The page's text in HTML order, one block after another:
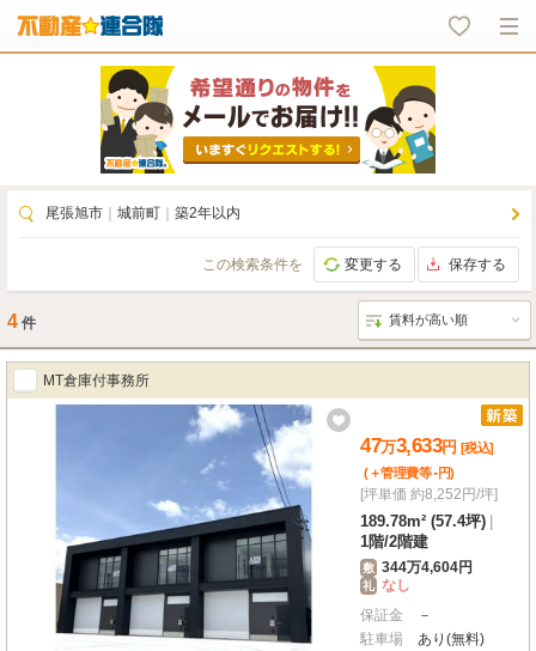
尾張旭市 城前町 築2年以内
この検索条件を 変更する 保存する
4 件
MT倉庫付事務所
47万3,633円 [税込]
(＋管理費等-円)
[坪単価 約8,252円/坪]
189.78m² (57.4坪)
1階/2階建
敷 344万4,604円
礼 なし
保証金
－
駐車場
あり(無料)